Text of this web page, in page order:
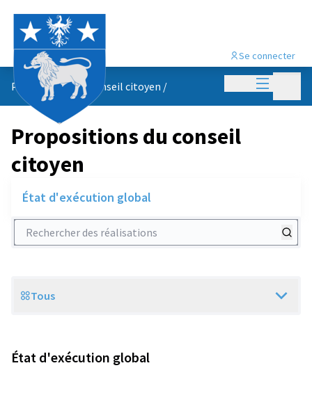
Menu
Se connecter
Propositions du conseil citoyen /
Propositions du conseil
citoyen
État d'exécution global
Rechercher des réalisations
Scope
Tous
État d'exécution global